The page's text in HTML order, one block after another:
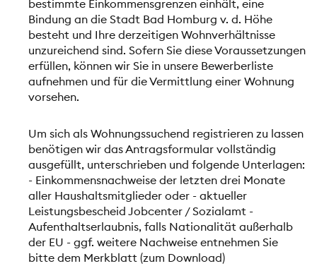
bestimmte Einkommensgrenzen einhält, eine
Bindung an die Stadt Bad Homburg v. d. Höhe
besteht und Ihre derzeitigen Wohnverhältnisse
unzureichend sind. Sofern Sie diese Voraussetzungen
erfüllen, können wir Sie in unsere Bewerberliste
aufnehmen und für die Vermittlung einer Wohnung
vorsehen.
Um sich als Wohnungssuchend registrieren zu lassen
benötigen wir das Antragsformular vollständig
ausgefüllt, unterschrieben und folgende Unterlagen:
- Einkommensnachweise der letzten drei Monate
aller Haushaltsmitglieder oder - aktueller
Leistungsbescheid Jobcenter / Sozialamt -
Aufenthaltserlaubnis, falls Nationalität außerhalb
der EU - ggf. weitere Nachweise entnehmen Sie
bitte dem Merkblatt (zum Download)